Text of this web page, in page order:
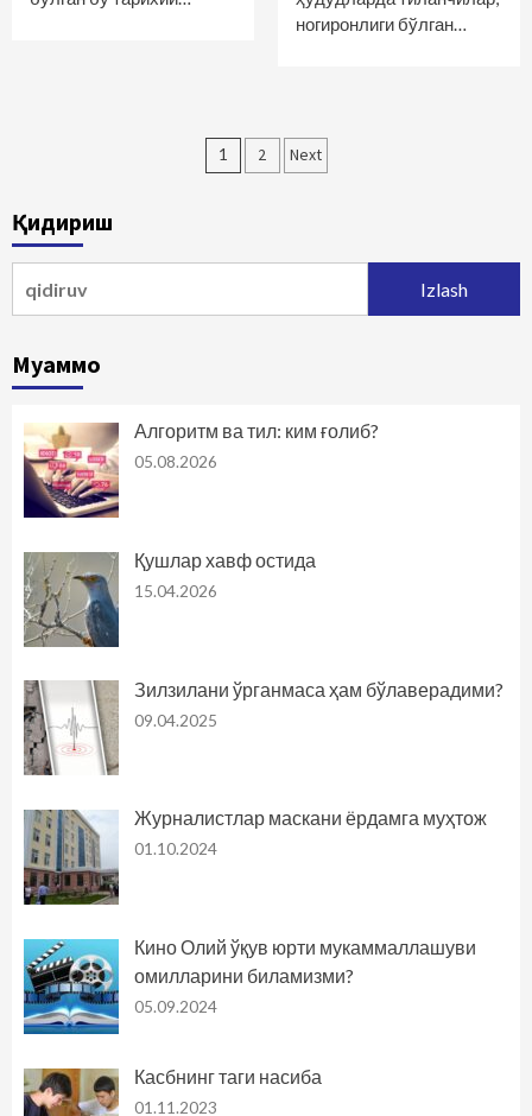
ногиронлиги бўлган…
Maqolalar
1 2 Next
Қидириш
Муаммо
Алгоритм ва тил: ким ғолиб?
05.08.2026
Қушлар хавф остида
15.04.2026
Зилзилани ўрганмаса ҳам бўлаверадими?
09.04.2025
Журналистлар маскани ёрдамга муҳтож
01.10.2024
Кино Олий ўқув юрти мукаммаллашуви
омилларини биламизми?
05.09.2024
Касбнинг таги насиба
01.11.2023